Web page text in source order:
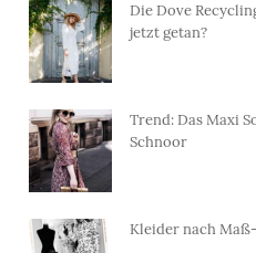
Die Dove
jetzt getan?
Trend: Das Maxi
Schnoor
Kleider nach